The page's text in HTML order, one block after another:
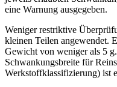
eine Warnung ausgegeben.
Weniger restriktive
kleinen Teilen angewendet.
Gewicht von weniger als 5
Schwankungsbreite für
Werkstoffklassifizierung) ist